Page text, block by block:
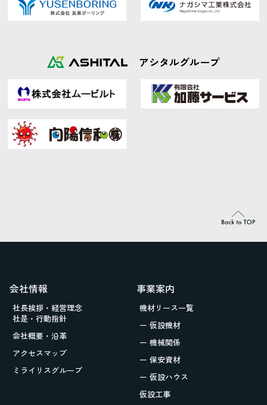
アシタルグループ
会社情報
社長挨拶・経営理念
社是・行動指針
会社概要・沿革
アクセスマップ
ミライリスグループ
事業案内
機材リース一覧
ー 仮設機材
ー 機械関係
ー 保安資材
ー 仮設ハウス
仮設工事